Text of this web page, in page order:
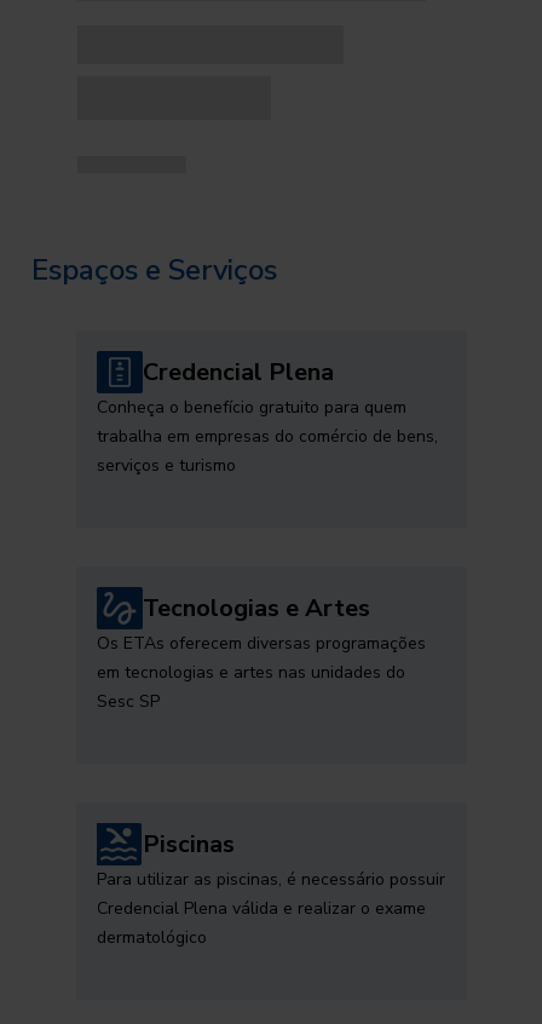
Espaços e Serviços
Credencial Plena
Conheça o benefício gratuito para quem
trabalha em empresas do comércio de bens,
serviços e turismo
Tecnologias e Artes
Os ETAs oferecem diversas programações
em tecnologias e artes nas unidades do
Sesc SP
Piscinas
Para utilizar as piscinas, é necessário possuir
Credencial Plena válida e realizar o exame
dermatológico